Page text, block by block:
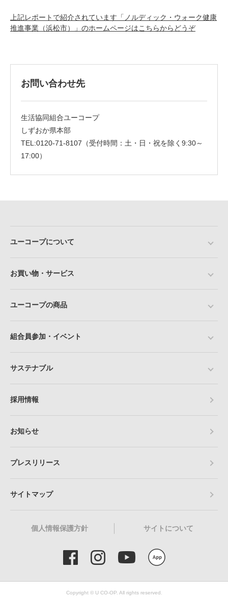
上記レポートで紹介されています「ノルディック・ウォーク健康
推進事業（浜松市）」のホームページはこちらからどうぞ
お問い合わせ先
生活協同組合ユーコープ
しずおか県本部
TEL:0120-71-8107（受付時間：土・日・祝を除く9:30～
17:00）
ユーコープについて
お買い物・サービス
ユーコープの商品
組合員参加・イベント
サステナブル
採用情報
お知らせ
プレスリリース
サイトマップ
個人情報保護方針 サイトについて
Copyright © U CO-OP. All rights reserved.